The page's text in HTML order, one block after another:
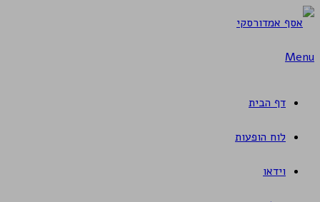
Skip
to
Menu
דף הבית
לוח הופעות
וידאו